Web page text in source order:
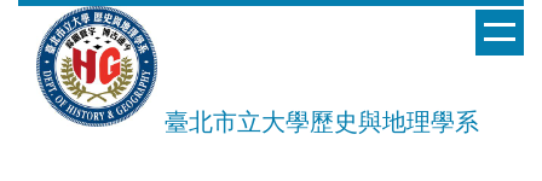
臺北市立大學歷史與地理學系